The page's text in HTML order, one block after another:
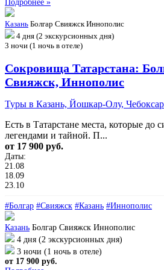
Подробнее »
Казань Болгар Свияжск Иннополис
4 дня (2 экскурсионных дня)
3 ночи (1 ночь в отеле)
Сокровища Татарстана:
Свияжск, Иннополис
Туры в Казань, Йошкар-Олу,
Есть в Татарстане места, которые до
легендами и тайной. П...
от 17 900 руб.
Даты:
21.08
18.09
23.10
#Болгар #Свияжск #Казань #Иннополис
Казань Болгар Свияжск Иннополис
4 дня (2 экскурсионных дня)
3 ночи (1 ночь в отеле)
от 17 900 руб.